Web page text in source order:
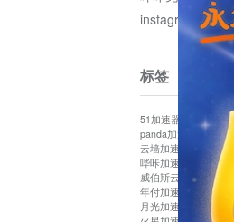
instagram网页
标签
51加速器 bitznet
panda加速器
snap
云墙加速器
云速加速
哔咔加速器
哔咔哔
威伯斯云
小明加速器
年付加速器
心阶云
月光加速器
机场加速